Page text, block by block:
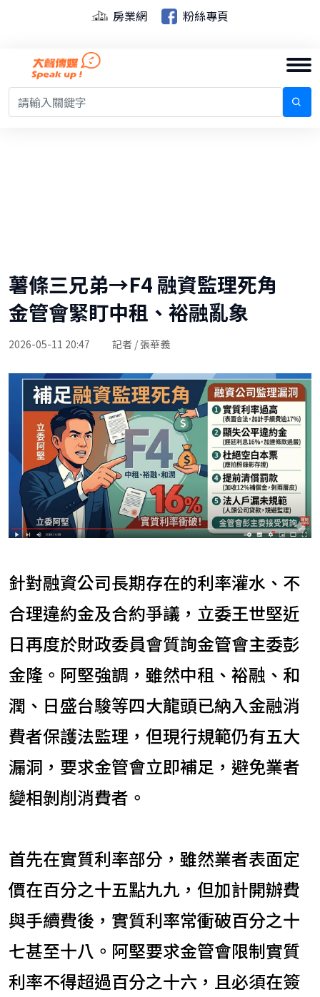
房業網 粉絲專頁
薯條三兄弟→F4 融資監理死角
金管會緊盯中租、裕融亂象
2026-05-11 20:47 記者 / 張華義
針對融資公司長期存在的利率灌水、不
合理違約金及合約爭議，立委王世堅近
日再度於財政委員會質詢金管會主委彭
金隆。阿堅強調，雖然中租、裕融、和
潤、日盛台駿等四大龍頭已納入金融消
費者保護法監理，但現行規範仍有五大
漏洞，要求金管會立即補足，避免業者
變相剝削消費者。
首先在實質利率部分，雖然業者表面定
價在百分之十五點九九，但加計開辦費
與手續費後，實質利率常衝破百分之十
七甚至十八。阿堅要求金管會限制實質
利率不得超過百分之十六，且必須在簽